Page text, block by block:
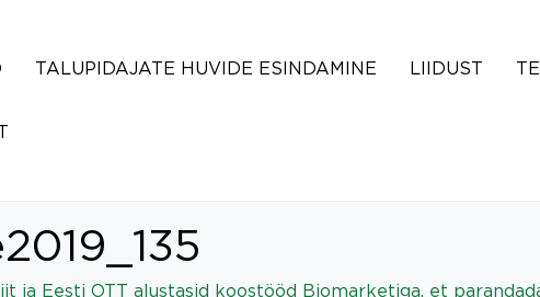
TALUPIDAJATE HUVIDE ESINDAMINE LIIDUST
ja Eesti OTT alustasid koostööd Biomarketiga, et